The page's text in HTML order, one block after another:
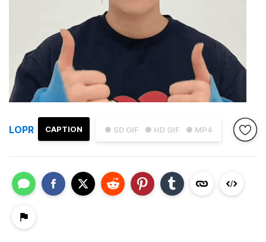
● SD GIF ● HD GIF ● MP4
CAPTION
LOPR